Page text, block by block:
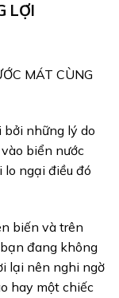
LỢI
MÁT CÙNG
những lý do
biển nước
ngại điều đó
biến và trên
đang không
lại nên nghi ngờ
hay một chiếc